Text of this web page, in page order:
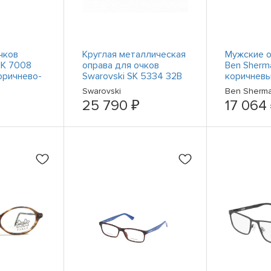
7008
Круглая металлическая
оправа для очков
Swarovski SK 5334 32B
Pink из розового золота
53-17-140 RX
Swarovski
25 790 ₽
Мужские
Ben
новые,
Ben
17 064